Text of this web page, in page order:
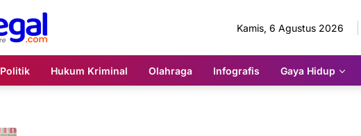
Kamis, 6 Agustus 2026
Politik Hukum Kriminal Olahraga Infografis Gaya Hidup